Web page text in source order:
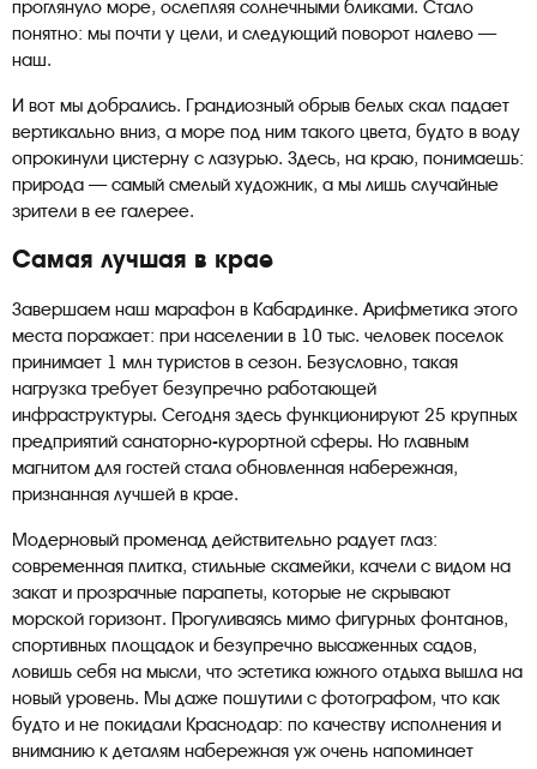
проглянуло море, ослепляя солнечными бликами. Стало
понятно: мы почти у цели, и следующий поворот налево —
наш.
И вот мы добрались. Грандиозный обрыв белых скал падает
вертикально вниз, а море под ним такого цвета, будто в воду
опрокинули цистерну с лазурью. Здесь, на краю, понимаешь:
природа — самый смелый художник, а мы лишь случайные
зрители в ее галерее.
Самая лучшая в крае
Завершаем наш марафон в Кабардинке. Арифметика этого
места поражает: при населении в 10 тыс. человек поселок
принимает 1 млн туристов в сезон. Безусловно, такая
нагрузка требует безупречно работающей
инфраструктуры. Сегодня здесь функционируют 25 крупных
предприятий санаторно-курортной сферы. Но главным
магнитом для гостей стала обновленная набережная,
признанная лучшей в крае.
Модерновый променад действительно радует глаз:
современная плитка, стильные скамейки, качели с видом на
закат и прозрачные парапеты, которые не скрывают
морской горизонт. Прогуливаясь мимо фигурных фонтанов,
спортивных площадок и безупречно высаженных садов,
ловишь себя на мысли, что эстетика южного отдыха вышла на
новый уровень. Мы даже пошутили с фотографом, что как
будто и не покидали Краснодар: по качеству исполнения и
вниманию к деталям набережная уж очень напоминает